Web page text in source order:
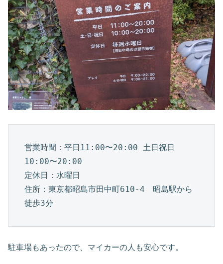
営業時間：平日11:00〜20:00 土日祝日
10:00〜20:00
定休日：水曜日
住所：東京都昭島市田中町610-4　昭島駅から
徒歩3分
駐車場もあったので、マイカーの人も安心です。